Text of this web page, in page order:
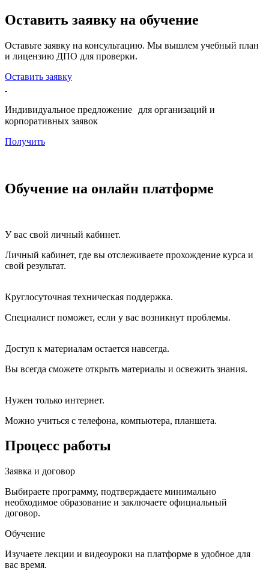
Оставить заявку на обучение
Оставьте заявку на консультацию. Мы вышлем учебный план
и лицензию ДПО для проверки.
Оставить заявку
Индивидуальное предложение для организаций и
корпоративных заявок
Получить
Обучение на онлайн платформе
У вас свой личный кабинет.
Личный кабинет, где вы отслеживаете прохождение курса и
свой результат.
Круглосуточная техническая поддержка.
Специалист поможет, если у вас возникнут проблемы.
Доступ к материалам остается навсегда.
Вы всегда сможете открыть материалы и освежить знания.
Нужен только интернет.
Можно учиться с телефона, компьютера, планшета.
Процесс работы
Заявка и договор
Выбираете программу, подтверждаете минимально
необходимое образование и заключаете официальный
договор.
Обучение
Изучаете лекции и видеоуроки на платформе в удобное для
вас время.